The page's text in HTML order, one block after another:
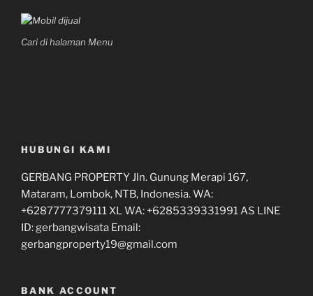
Cari di halaman Menu
HUBUNGI KAMI
GERBANG PROPERTY Jln. Gunung Merapi 167,
Mataram, Lombok, NTB, Indonesia. WA:
+6287777379111 XL WA: +6285339331991 AS LINE
ID: gerbangwisata Email:
gerbangproperty19@gmail.com
BANK ACCOUNT